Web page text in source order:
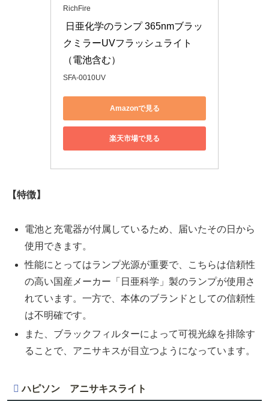
RichFire
クミラーUVフラッシュライト
（電池含む）
SFA-0010UV
Amazonで見る
楽天市場で見る
【特徴】
電池と充電器が付属しているため、届いたその日から
使用できます。
性能にとってはランプ光源が重要で、こちらは信頼性
の高い国産メーカー「日亜科学」製のランプが使用さ
れています。一方で、本体のブランドとしての信頼性
は不明確です。
また、ブラックフィルターによって可視光線を排除す
ることで、アニサキスが目立つようになっています。
ハピソン アニサキスライト